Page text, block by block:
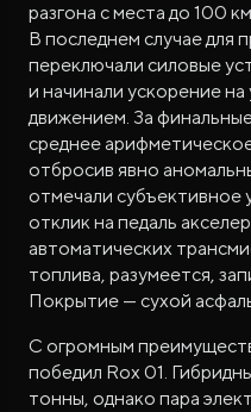
разгона с места до 100
В последнем случае для
переключали силовые
и начинали ускорение
движением. За
среднее
отбросив явно
отмечали субъективное
отклик на педаль
автоматических
топлива, разумеется,
Покрытие — сухой
С огромным
победил Rox 01.
тонны, однако пара